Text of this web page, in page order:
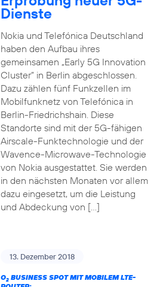
Dienste
Nokia und Telefónica Deutschland
haben den Aufbau ihres
gemeinsamen „Early 5G Innovation
Cluster” in Berlin abgeschlossen.
Dazu zählen fünf Funkzellen im
Mobilfunknetz von Telefónica in
Berlin-Friedrichshain. Diese
Standorte sind mit der 5G-fähigen
Airscale-Funktechnologie und der
Wavence-Microwave-Technologie
von Nokia ausgestattet. Sie werden
in den nächsten Monaten vor allem
dazu eingesetzt, um die Leistung
und Abdeckung von […]
13. Dezember 2018
O2BUSINESS SPOT MIT MOBILEM LTE-